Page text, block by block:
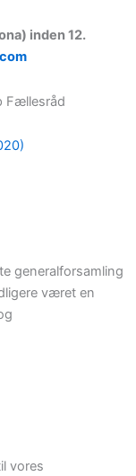
inden 12.
Fællesråd
generalforsamling
været en
vores